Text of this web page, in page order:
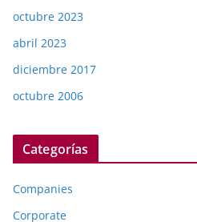
octubre 2023
abril 2023
diciembre 2017
octubre 2006
Categorías
Companies
Corporate